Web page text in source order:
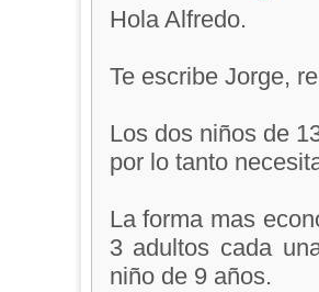
Hola Alfredo.
Te escribe Jorge,
Los dos niños de
por lo tanto
La forma mas
3 adultos cada
niño de 9 años.